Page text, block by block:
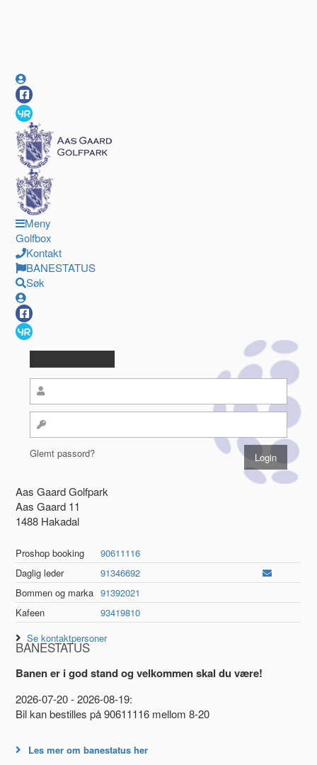
Meny
Golfbox
Kontakt
BANESTATUS
Søk
Glemt passord?
Aas Gaard Golfpark
Aas Gaard 11
1488 Hakadal
Proshop booking
90611116
Daglig leder
91346692
Bommen og marka 91392021
Kafeen
93419810
Se kontaktpersoner
BANESTATUS
Banen er i god stand og velkommen skal du være!
2026-07-20 - 2026-08-19:
Bil kan bestilles på 90611116 mellom 8-20
Les mer om banestatus her